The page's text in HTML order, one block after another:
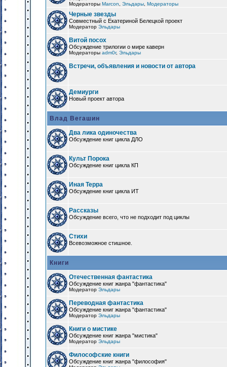
Модераторы Marcon Эльдары Модераторы
Черные звезды
Совместный с Екатериной Белецкой проект
Модератор Эльдары
Витой посох
Обсуждение трилогии о мире каверн
Модераторы adm0r, Эльдары
Встречи, объявления и новости от автора
Демиурги
Новый проект автора
Влад Вегашин
Два лика одиночества
Обсуждение книг цикла ДЛО
Культ Порока
Обсуждение книг цикла КП
Иная Терра
Обсуждение книг цикла ИТ
Рассказы
Обсуждение всего, что не подходит под циклы
Стихи
Всевозможное стишное.
Книги
Отечественная фантастика
Обсуждение книг жанра "фантастика"
Модератор Эльдары
Переводная фантастика
Обсуждение книг жанра "фантастика"
Модератор Эльдары
Книги о мистике
Обсуждение книг жанра "мистика"
Модератор Эльдары
Философские книги
Обсуждение книг жанра "философия"